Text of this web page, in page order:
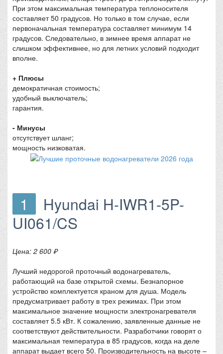
При этом максимальная температура теплоносителя
составляет 50 градусов. Но только в том случае, если
первоначальная температура составляет минимум 14
градусов. Следовательно, в зимнее время аппарат не
слишком эффективнее, но для летних условий подходит
вполне.
+ Плюсы
демократичная стоимость;
удобный выключатель;
гарантия.
- Минусы
отсутствует шланг;
мощность низковатая.
1
Hyundai H-IWR1-5P-
UI061/CS
Цена: 2 600 ₽
Лучший недорогой проточный водонагреватель,
работающий на базе открытой схемы. Безнапорное
устройство комплектуется краном для душа. Модель
предусматривает работу в трех режимах. При этом
максимальное значение мощности электронагревателя
составляет 5.5 кВт. К сожалению, заявленные данные не
соответствуют действительности. Разработчики говорят о
максимальная температура в 85 градусов, когда на деле
аппарат выдает всего 50. Производительность на высоте –